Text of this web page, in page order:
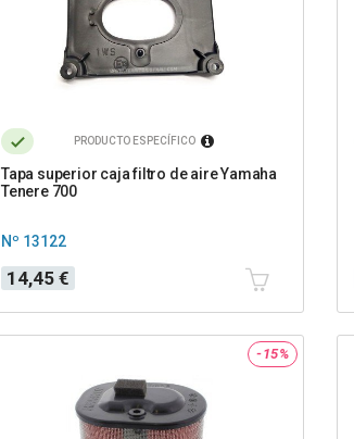
PRODUCTO ESPECÍFICO
Tapa superior caja filtro de aire Yamaha
Tenere 700
Nº 13122
Precio
14,45 €
-15%